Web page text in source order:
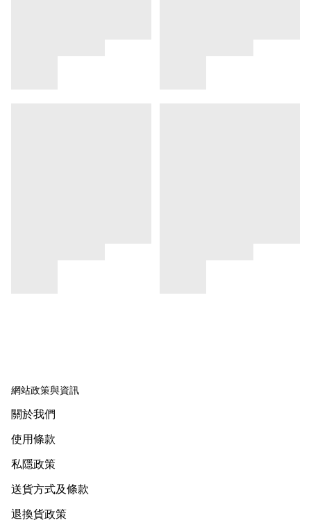
網站政策與資訊
關於我們
使用條款
私隱政策
送貨方式及條款
退換貨政策